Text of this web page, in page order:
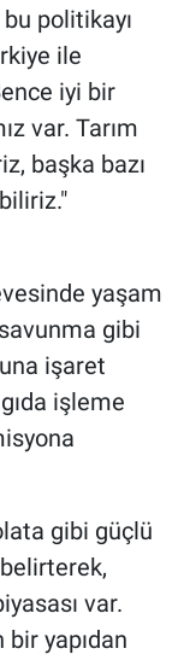
politikayı
ile
iyi bir
var. Tarım
başka bazı
yaşam
gibi
işaret
işleme
gibi güçlü
var.
yapıdan